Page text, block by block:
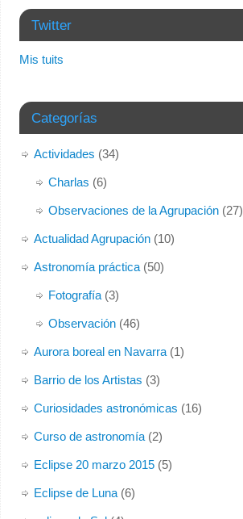
Twitter
Mis tuits
Categorías
Actividades (34)
Charlas (6)
Observaciones de la Agrupación(27)
Actualidad Agrupación(10)
Astronomía práctica(50)
Fotografía(3)
Observación(46)
Aurora boreal en Navarra(1)
Barrio de los Artistas (3)
Curiosidades astronómicas (16)
Curso de astronomía(2)
Eclipse 20 marzo 2015(5)
Eclipse de Luna(6)